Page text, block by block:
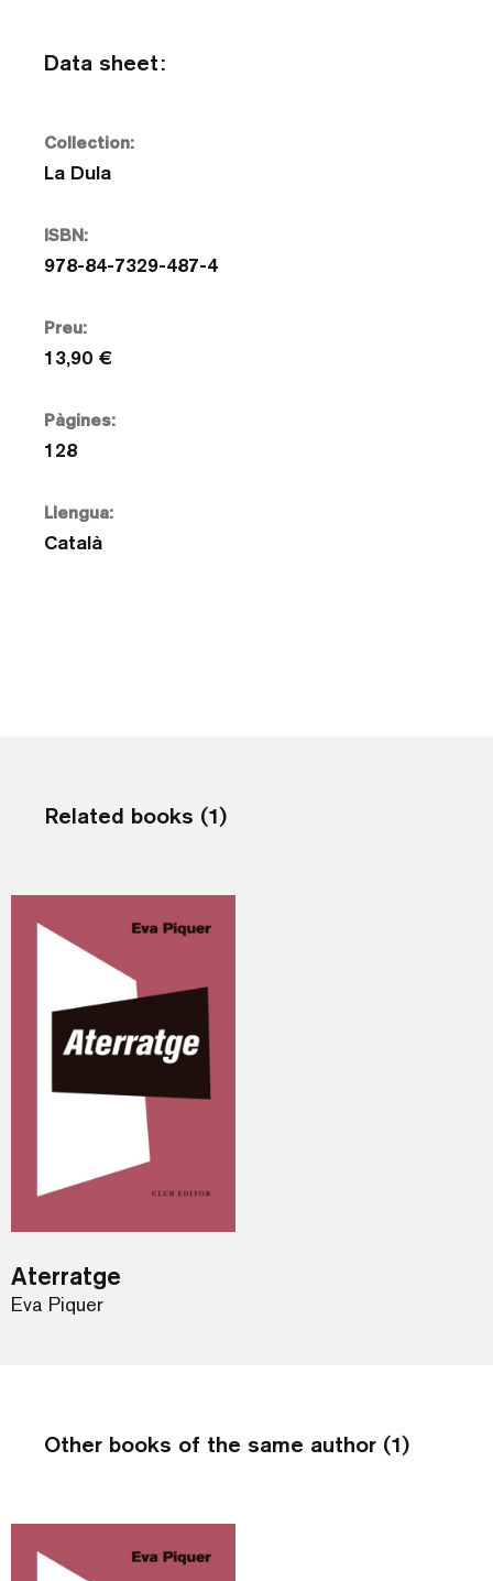
Data sheet:
Collection:
La Dula
ISBN:
978-84-7329-487-4
Preu:
13,90 €
Pàgines:
128
Llengua:
Català
Related books (1)
Aterratge
Eva Piquer
Other books of the same author (1)